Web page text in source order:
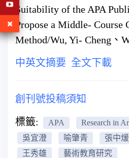
Suitability of the APA
Propose a Middle- Course
Method/Wu, Yi- Cheng、
中英文摘要 全文下載
創刊號投稿須知
標籤: APA
Research in
吳宜澄
喻肇青 張中煖
王秀雄
藝術教育研究